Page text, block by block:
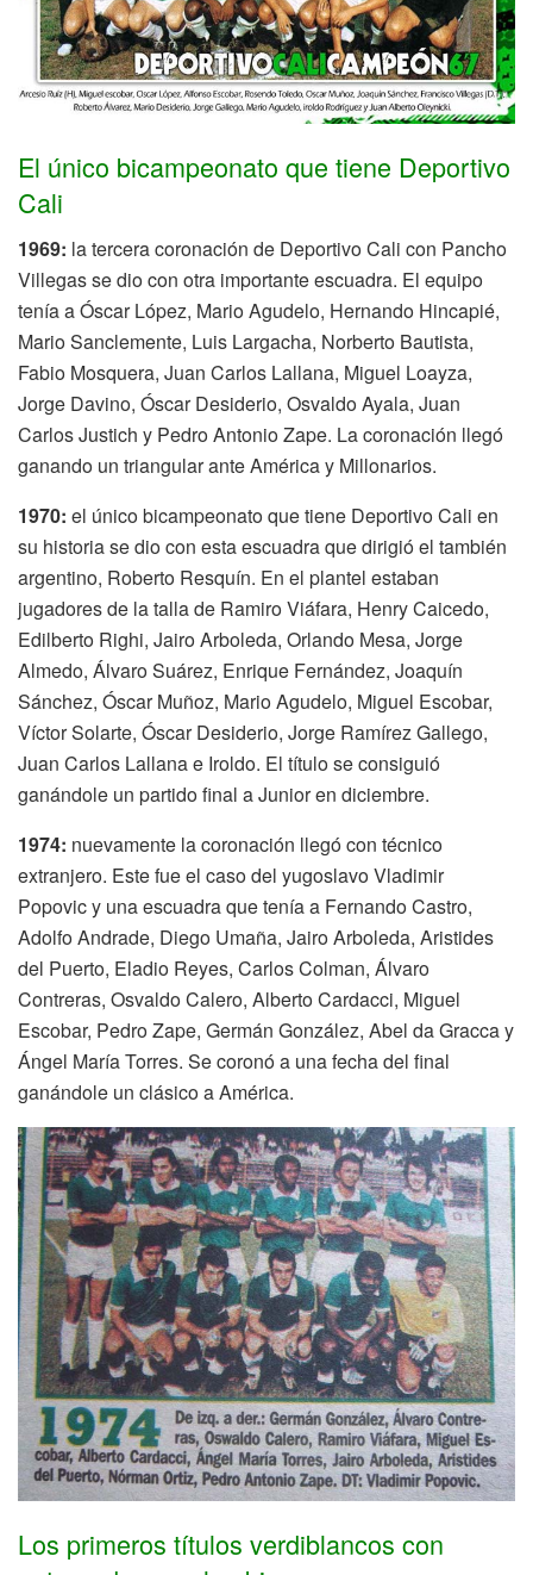
El único bicampeonato que tiene Deportivo
Cali
1969: la tercera coronación de Deportivo Cali con Pancho
Villegas se dio con otra importante escuadra. El equipo
tenía a Óscar López, Mario Agudelo, Hernando Hincapié,
Mario Sanclemente, Luis Largacha, Norberto Bautista,
Fabio Mosquera, Juan Carlos Lallana, Miguel Loayza,
Jorge Davino, Óscar Desiderio, Osvaldo Ayala, Juan
Carlos Justich y Pedro Antonio Zape. La coronación llegó
ganando un triangular ante América y Millonarios.
1970: el único bicampeonato que tiene Deportivo Cali en
su historia se dio con esta escuadra que dirigió el también
argentino, Roberto Resquín. En el plantel estaban
jugadores de la talla de Ramiro Viáfara, Henry Caicedo,
Edilberto Righi, Jairo Arboleda, Orlando Mesa, Jorge
Almedo, Álvaro Suárez, Enrique Fernández, Joaquín
Sánchez, Óscar Muñoz, Mario Agudelo, Miguel Escobar,
Víctor Solarte, Óscar Desiderio, Jorge Ramírez Gallego,
Juan Carlos Lallana e Iroldo. El título se consiguió
ganándole un partido final a Junior en diciembre.
1974: nuevamente la coronación llegó con técnico
extranjero. Este fue el caso del yugoslavo Vladimir
Popovic y una escuadra que tenía a Fernando Castro,
Adolfo Andrade, Diego Umaña, Jairo Arboleda, Aristides
del Puerto, Eladio Reyes, Carlos Colman, Álvaro
Contreras, Osvaldo Calero, Alberto Cardacci, Miguel
Escobar, Pedro Zape, Germán González, Abel da Gracca y
Ángel María Torres. Se coronó a una fecha del final
ganándole un clásico a América.
Los primeros títulos verdiblancos con